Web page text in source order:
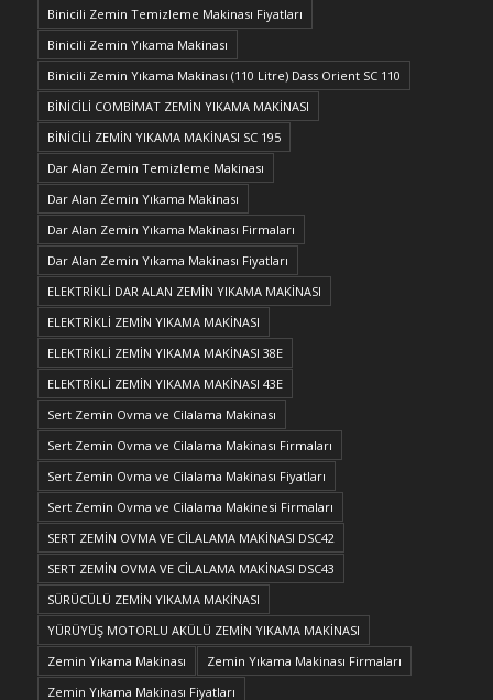
Binicili Zemin Temizleme Makinası Fiyatları
Binicili Zemin Yıkama Makinası
Binicili Zemin Yıkama Makinası (110 Litre) Dass Orient SC 110
BİNİCİLİ COMBİMAT ZEMİN YIKAMA MAKİNASI
BİNİCİLİ ZEMİN YIKAMA MAKİNASI SC 195
Dar Alan Zemin Temizleme Makinası
Dar Alan Zemin Yıkama Makinası
Dar Alan Zemin Yıkama Makinası Firmaları
Dar Alan Zemin Yıkama Makinası Fiyatları
ELEKTRİKLİ DAR ALAN ZEMİN YIKAMA MAKİNASI
ELEKTRİKLİ ZEMİN YIKAMA MAKİNASI
ELEKTRİKLİ ZEMİN YIKAMA MAKİNASI 38E
ELEKTRİKLİ ZEMİN YIKAMA MAKİNASI 43E
Sert Zemin Ovma ve Cilalama Makinası
Sert Zemin Ovma ve Cilalama Makinası Firmaları
Sert Zemin Ovma ve Cilalama Makinası Fiyatları
Sert Zemin Ovma ve Cilalama Makinesi Firmaları
SERT ZEMİN OVMA VE CİLALAMA MAKİNASI DSC42
SERT ZEMİN OVMA VE CİLALAMA MAKİNASI DSC43
SÜRÜCÜLÜ ZEMİN YIKAMA MAKİNASI
YÜRÜYÜŞ MOTORLU AKÜLÜ ZEMİN YIKAMA MAKİNASI
Zemin Yıkama Makinası
Zemin Yıkama Makinası Firmaları
Zemin Yıkama Makinası Fiyatları